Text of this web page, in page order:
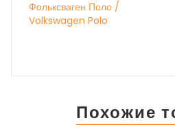
Фольксваген Поло /
Volkswagen Polo
Похожие